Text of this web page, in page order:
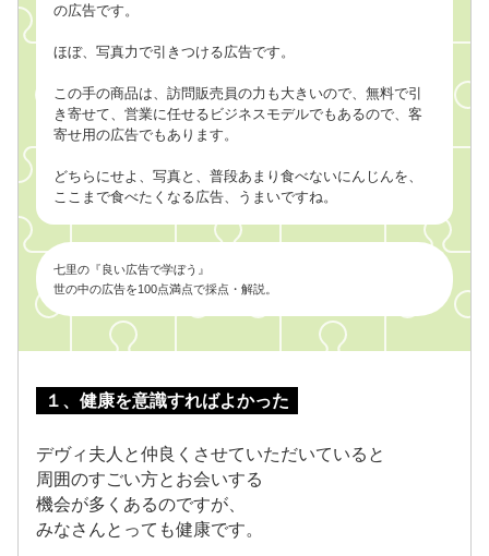
の広告です。
ほぼ、写真力で引きつける広告です。
この手の商品は、訪問販売員の力も大きいので、無料で引
き寄せて、営業に任せるビジネスモデルでもあるので、客
寄せ用の広告でもあります。
どちらにせよ、写真と、普段あまり食べないにんじんを、
ここまで食べたくなる広告、うまいですね。
七里の『良い広告で学ぼう』
世の中の広告を100点満点で採点・解説。
１、健康を意識すればよかった
デヴィ夫人と仲良くさせていただいていると
周囲のすごい方とお会いする
機会が多くあるのですが、
みなさんとっても健康です。